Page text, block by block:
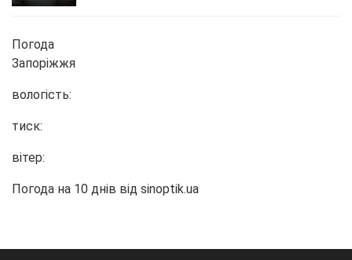
Погода
Запоріжжя
вологість:
тиск:
вітер:
Погода на 10 днів від sinoptik.ua